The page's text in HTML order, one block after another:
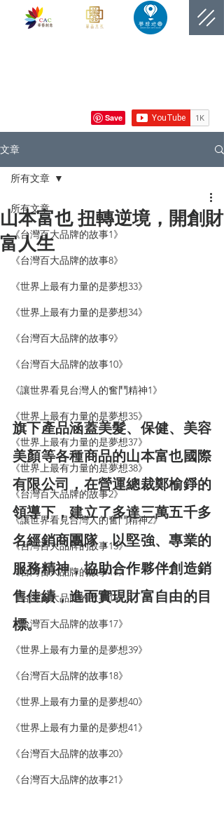
文章
所有文章
《台灣百大品牌的故事1》
《台灣百大品牌的故事8》
《世界上最有力量的是夢想33》
《世界上最有力量的是夢想34》
《台灣百大品牌的故事9》
《台灣百大品牌的故事10》
《讓世界看見台灣人的奮鬥精神1》
《世界上最有力量的是夢想35》
《世界上最有力量的是夢想37》
《世界上最有力量的是夢想38》
《台灣百大品牌的故事2》
《讓世界看見台灣人的奮鬥精神2》
《台灣百大品牌的故事13》
《台灣百大品牌的故事14》
《台灣百大品牌的故事16》
《台灣百大品牌的故事17》
《世界上最有力量的是夢想39》
《台灣百大品牌的故事18》
《世界上最有力量的是夢想40》
《世界上最有力量的是夢想41》
《台灣百大品牌的故事20》
《台灣百大品牌的故事21》
所有文章
山本富也 扭轉逆境，開創財
富人生
旗下產品涵蓋美髮、保健、美容
美顏等各種商品的山本富也國際
有限公司，在營運總裁鄭榆錚的
領導下，建立了多達三萬五千多
名經銷商團隊，以堅強、專業的
服務精神，協助合作夥伴創造銷
售佳績，進而實現財富自由的目
標。